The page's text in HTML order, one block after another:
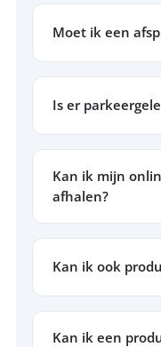
Moet ik een
Is er
Kan ik mijn
afhalen?
Kan ik ook
Kan ik een